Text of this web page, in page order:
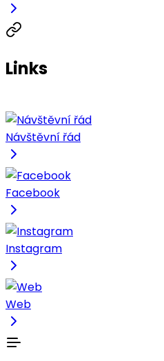
Links
Návštěvní řád
Facebook
Instagram
Web